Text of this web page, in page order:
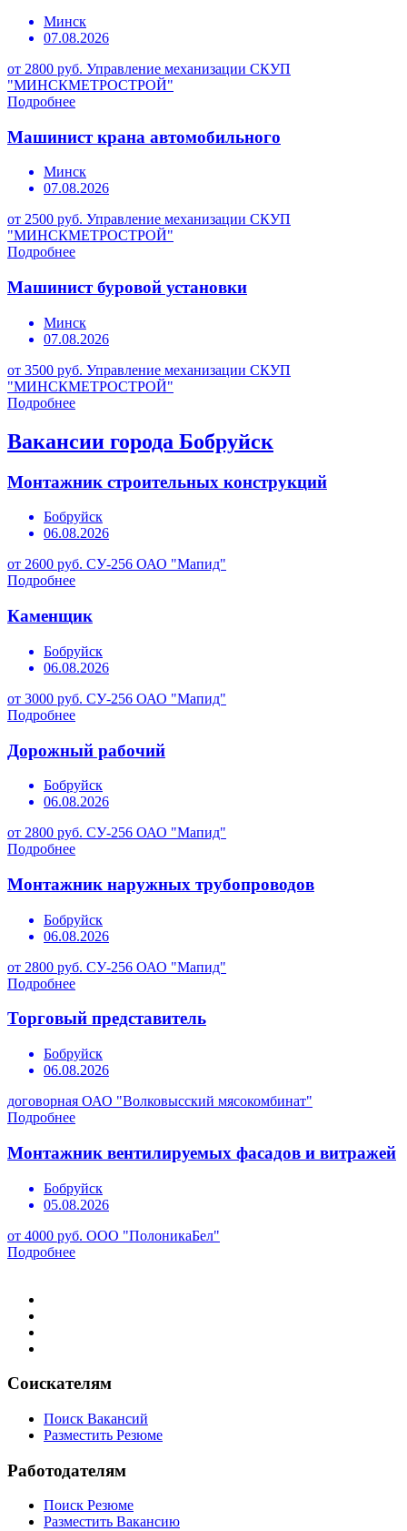
Минск
07.08.2026
от 2800 руб. Управление механизации СКУП
"МИНСКМЕТРОСТРОЙ"
Подробнее
Машинист крана автомобильного
Минск
07.08.2026
от 2500 руб. Управление механизации СКУП
"МИНСКМЕТРОСТРОЙ"
Подробнее
Машинист буровой установки
Минск
07.08.2026
от 3500 руб. Управление механизации СКУП
"МИНСКМЕТРОСТРОЙ"
Подробнее
Вакансии города Бобруйск
Монтажник строительных конструкций
Бобруйск
06.08.2026
от 2600 руб. СУ-256 ОАО "Мапид"
Подробнее
Каменщик
Бобруйск
06.08.2026
от 3000 руб. СУ-256 ОАО "Мапид"
Подробнее
Дорожный рабочий
Бобруйск
06.08.2026
от 2800 руб. СУ-256 ОАО "Мапид"
Подробнее
Монтажник наружных трубопроводов
Бобруйск
06.08.2026
от 2800 руб. СУ-256 ОАО "Мапид"
Подробнее
Торговый представитель
Бобруйск
06.08.2026
договорная ОАО "Волковысский мясокомбинат"
Подробнее
Монтажник вентилируемых фасадов и витражей
Бобруйск
05.08.2026
от 4000 руб. ООО "ПолоникаБел"
Подробнее
Соискателям
Поиск Вакансий
Разместить Резюме
Работодателям
Поиск Резюме
Разместить Вакансию